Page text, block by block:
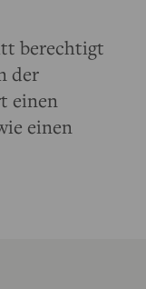
berechtigt
der
einen
einen